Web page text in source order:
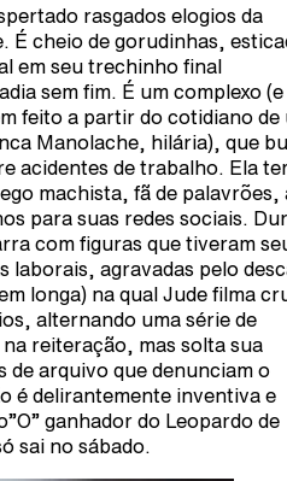
rasgados elogios da
É cheio de gorudinhas,
em seu trechinho final
sem fim. É um complexo (e
feito a partir do cotidiano de
Manolache, hilária), que
acidentes de trabalho. Ela
machista, fã de palavrões,
para suas redes sociais.
com figuras que tiveram
laborais, agravadas pelo
longa) na qual Jude filma
alternando uma série de
reiteração, mas solta sua
de arquivo que denunciam o
é delirantemente inventiva e
ganhador do Leopardo de
sai no sábado.